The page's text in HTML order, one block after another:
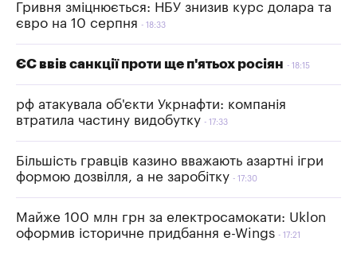
Гривня зміцнюється: НБУ знизив курс долара та
євро на 10 серпня
18:33
ЄС ввів санкції проти ще п'ятьох росіян 18:15
рф атакувала об'єкти Укрнафти: компанія
втратила частину видобутку
17:33
Більшість гравців казино вважають азартні ігри
формою дозвілля, а не заробітку
17:30
Майже 100 млн грн за електросамокати: Uklon
оформив історичне придбання e-Wings
17:21